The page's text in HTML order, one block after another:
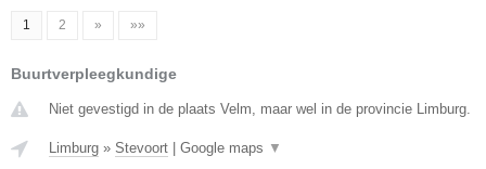
1 2 » »»
Buurtverpleegkundige
Niet gevestigd in de plaats Velm, maar wel in de provincie Limburg.
Limburg » Stevoort Google maps ▼